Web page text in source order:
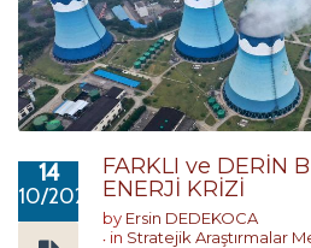
14
10/2021
FARKLI ve DERİN
ENERJİ KRİZİ
by Ersin DEDEKOCA
in Stratejik Araştırmalar